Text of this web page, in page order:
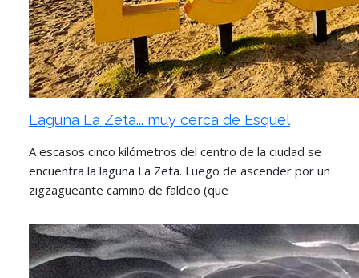
Laguna La Zeta... muy cerca de Esquel
A escasos cinco kilómetros del centro de la ciudad se
encuentra la laguna La Zeta. Luego de ascender por un
zigzagueante camino de faldeo (que